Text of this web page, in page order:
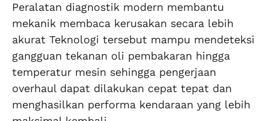
Peralatan diagnostik modern membantu
mekanik membaca kerusakan secara lebih
akurat Teknologi tersebut mampu mendeteksi
gangguan tekanan oli pembakaran hingga
temperatur mesin sehingga pengerjaan
overhaul dapat dilakukan cepat tepat dan
menghasilkan performa kendaraan yang lebih